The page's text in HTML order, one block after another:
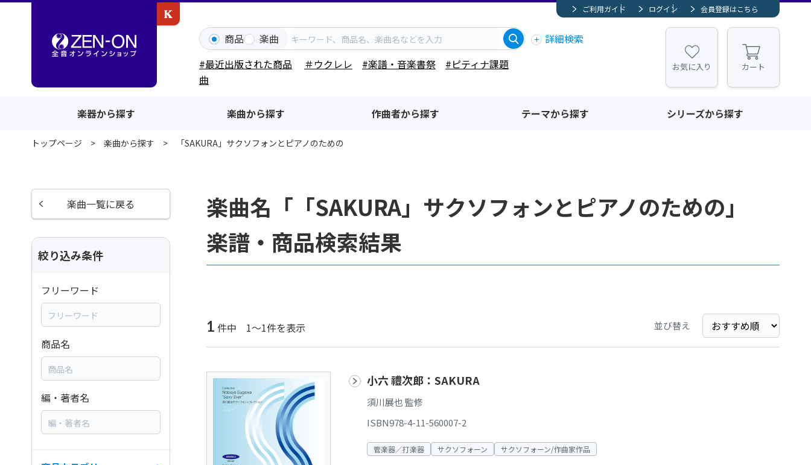
ご利用ガイド ログイン 会員登録はこちら
商品 楽曲
詳細検索
#最近出版された商品
＃ウクレレ #楽譜・音楽書祭
#ピティナ課題
曲
お気に入り カート
楽器から探す 楽曲から探す 作曲者から探す テーマから探す シリーズから探す
トップページ 楽曲から探す 「SAKURA」サクソフォンとピアノのための
楽曲名「「SAKURA」サクソフォンとピアノのための」
楽譜・商品検索結果
1 件中 1～1件を表示 並び替え
小六 禮次郎：SAKURA
須川展也 監修
ISBN978-4-11-560007-2
管楽器／打楽器 サクソフォーン サクソフォーン/作曲家作品
楽曲一覧に戻る
絞り込み条件
フリーワード
商品名
編・著者名